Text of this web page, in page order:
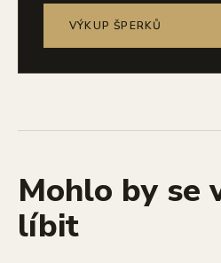
VÝKUP ŠPERKŮ
Mohlo by se
líbit